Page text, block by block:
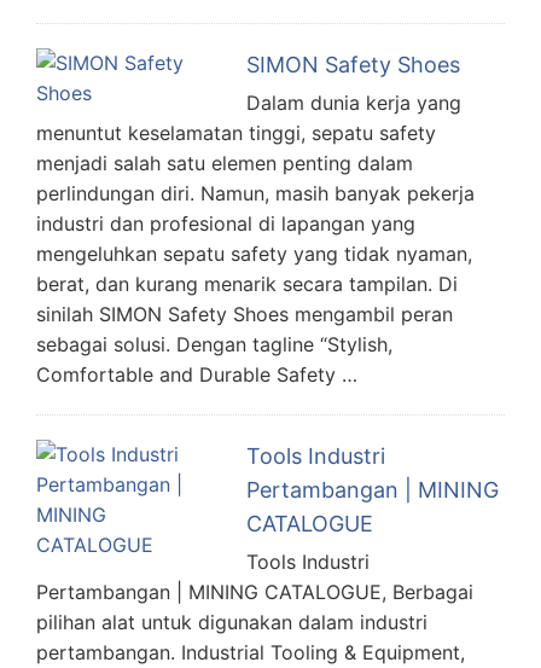
SIMON Safety Shoes
Dalam dunia kerja yang
menuntut keselamatan tinggi, sepatu safety
menjadi salah satu elemen penting dalam
perlindungan diri. Namun, masih banyak pekerja
industri dan profesional di lapangan yang
mengeluhkan sepatu safety yang tidak nyaman,
berat, dan kurang menarik secara tampilan. Di
sinilah SIMON Safety Shoes mengambil peran
sebagai solusi. Dengan tagline “Stylish,
Comfortable and Durable Safety …
Tools Industri
Pertambangan | MINING
CATALOGUE
Tools Industri
Pertambangan | MINING CATALOGUE, Berbagai
pilihan alat untuk digunakan dalam industri
pertambangan. Industrial Tooling & Equipment,